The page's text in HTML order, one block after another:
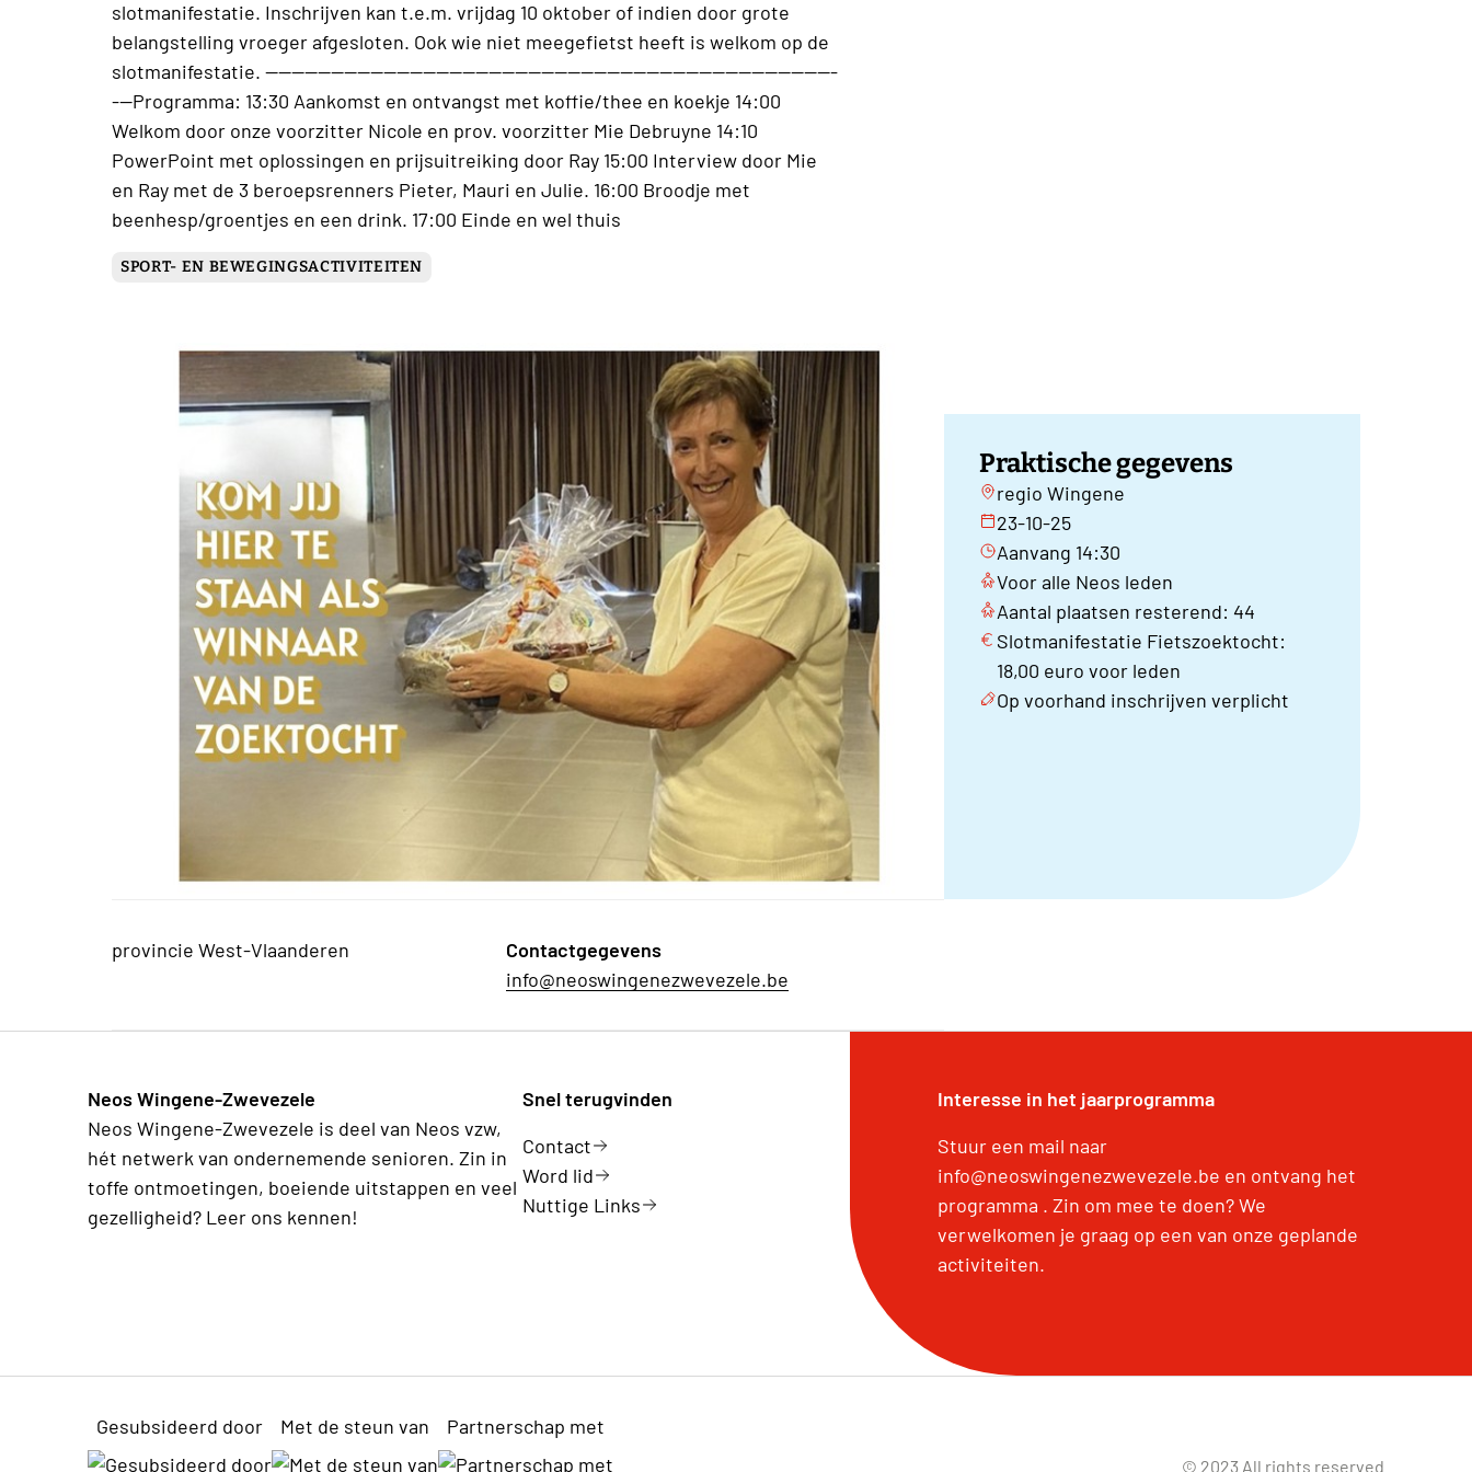
slotmanifestatie. Inschrijven kan t.e.m. vrijdag 10 oktober of indien door grote
belangstelling vroeger afgesloten. Ook wie niet meegefietst heeft is welkom op de
slotmanifestatie. ---------------------------------------------------------------------------------------
---Programma: 13:30 Aankomst en ontvangst met koffie/thee en koekje 14:00
Welkom door onze voorzitter Nicole en prov. voorzitter Mie Debruyne 14:10
PowerPoint met oplossingen en prijsuitreiking door Ray 15:00 Interview door Mie
en Ray met de 3 beroepsrenners Pieter, Mauri en Julie. 16:00 Broodje met
beenhesp/groentjes en een drink. 17:00 Einde en wel thuis
SPORT- EN BEWEGINGSACTIVITEITEN
Praktische gegevens
regio Wingene
23-10-25
Aanvang 14:30
Voor alle Neos leden
Aantal plaatsen resterend: 44
Slotmanifestatie Fietszoektocht:
18,00 euro voor leden
Op voorhand inschrijven verplicht
provincie West-Vlaanderen
Contactgegevens
info@neoswingenezwevezele.be
Neos Wingene-Zwevezele
Neos Wingene-Zwevezele is deel van Neos vzw,
hét netwerk van ondernemende senioren. Zin in
toffe ontmoetingen, boeiende uitstappen en veel
gezelligheid? Leer ons kennen!
Snel terugvinden
Contact
Word lid
Nuttige Links
Interesse in het jaarprogramma
Stuur een mail naar
info@neoswingenezwevezele.be en ontvang het
programma . Zin om mee te doen? We
verwelkomen je graag op een van onze geplande
activiteiten.
Gesubsideerd door Met de steun van Partnerschap met
© 2023 All rights reserved